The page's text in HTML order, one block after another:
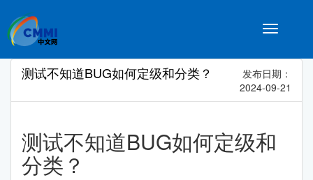
Toggle
测试不知道BUG如何定级和分类？
发布日期：
2024-09-21
测试不知道BUG如何定级和
分类？